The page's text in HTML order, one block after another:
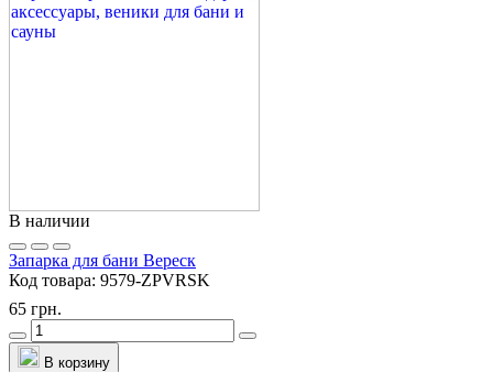
В наличии
Запарка для бани Вереск
Код товара: 9579-ZPVRSK
65 грн.
В корзину